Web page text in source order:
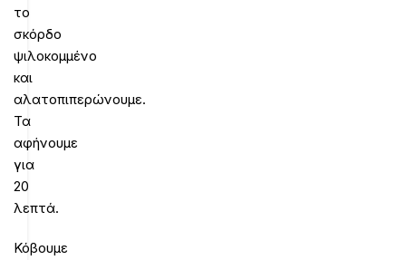
το
σκόρδο
ψιλοκομμένο
και
αλατοπιπερώνουμε.
Τα
αφήνουμε
για
20
λεπτά.
Κόβουμε